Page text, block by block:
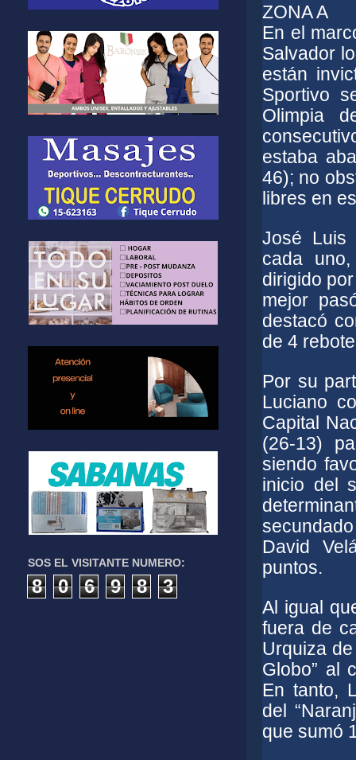
ZONA A
En el
Salvador
están
Sportivo
Olimpia
estaba
46); no
libres en
José Luis
cada
dirigido
mejor
destacó
de 4
Por su
Luciano
Capital
(26-13)
siendo
inicio del
David
puntos.
Al igual
fuera de
Urquiza
Globo” al
En tanto,
del
que sumó
SOS EL VISITANTE NUMERO:
8 0 6 9 8 3